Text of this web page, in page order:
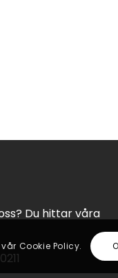
Du hittar våra
Cookie Policy.